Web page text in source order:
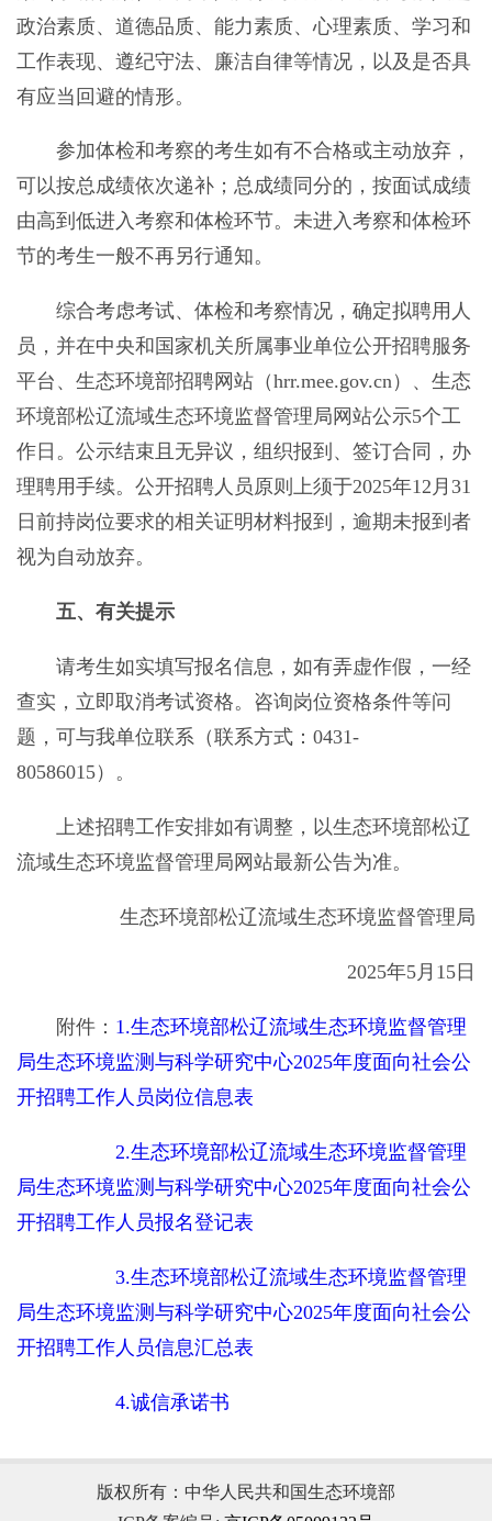
政治素质、道德品质、能力素质、心理素质、学习和
工作表现、遵纪守法、廉洁自律等情况，以及是否具
有应当回避的情形。
参加体检和考察的考生如有不合格或主动放弃，
可以按总成绩依次递补；总成绩同分的，按面试成绩
由高到低进入考察和体检环节。未进入考察和体检环
节的考生一般不再另行通知。
综合考虑考试、体检和考察情况，确定拟聘用人
员，并在中央和国家机关所属事业单位公开招聘服务
平台、生态环境部招聘网站（hrr.mee.gov.cn）、生态
环境部松辽流域生态环境监督管理局网站公示5个工
作日。公示结束且无异议，组织报到、签订合同，办
理聘用手续。公开招聘人员原则上须于2025年12月31
日前持岗位要求的相关证明材料报到，逾期未报到者
视为自动放弃。
五、有关提示
请考生如实填写报名信息，如有弄虚作假，一经
查实，立即取消考试资格。咨询岗位资格条件等问
题，可与我单位联系（联系方式：0431-
80586015）。
上述招聘工作安排如有调整，以生态环境部松辽
流域生态环境监督管理局网站最新公告为准。
生态环境部松辽流域生态环境监督管理局
2025年5月15日
附件： 1.生态环境部松辽流域生态环境监督管理
局生态环境监测与科学研究中心2025年度面向社会公
开招聘工作人员岗位信息表
2.生态环境部松辽流域生态环境监督管理
局生态环境监测与科学研究中心2025年度面向社会公
开招聘工作人员报名登记表
3.生态环境部松辽流域生态环境监督管理
局生态环境监测与科学研究中心2025年度面向社会公
开招聘工作人员信息汇总表
4.诚信承诺书
版权所有：中华人民共和国生态环境部